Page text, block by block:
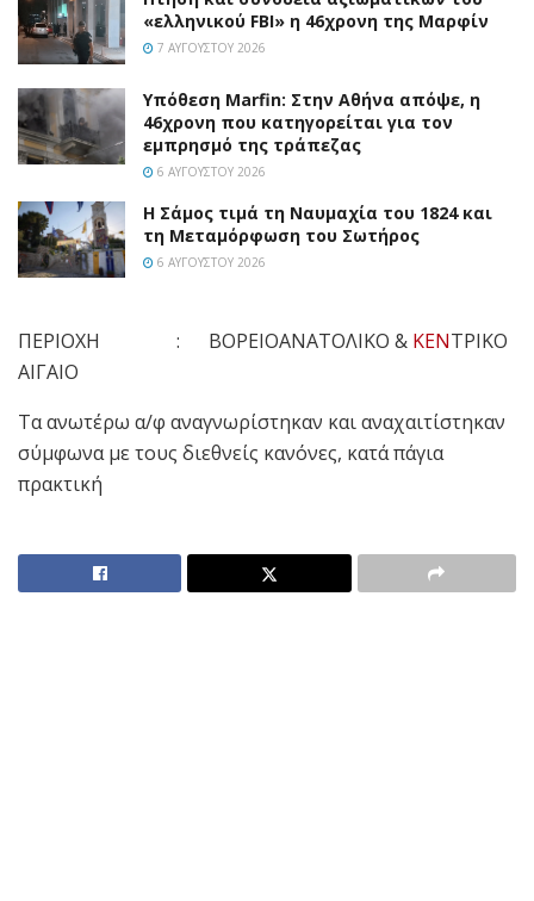
«ελληνικού FBI» η 46χρονη της Μαρφίν
7 ΑΥΓΟΎΣΤΟΥ 2026
Υπόθεση Marfin: Στην Αθήνα απόψε, η
46χρονη που κατηγορείται για τον
εμπρησμό της τράπεζας
6 ΑΥΓΟΎΣΤΟΥ 2026
Η Σάμος τιμά τη Ναυμαχία του 1824 και
τη Μεταμόρφωση του Σωτήρος
6 ΑΥΓΟΎΣΤΟΥ 2026
ΠΕΡΙΟΧΗ : ΒΟΡΕΙΟΑΝΑΤΟΛΙΚΟ & ΚΕΝΤΡΙΚΟ
ΑΙΓΑΙΟ
Τα ανωτέρω α/φ αναγνωρίστηκαν και αναχαιτίστηκαν
σύμφωνα με τους διεθνείς κανόνες, κατά πάγια
πρακτική